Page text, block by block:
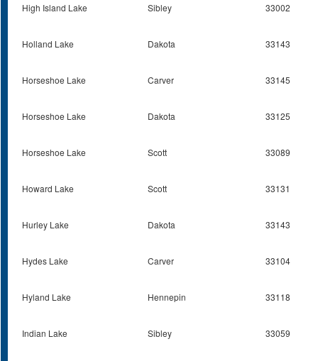
High Island Lake Sibley 33002
Holland Lake Dakota 33143
Horseshoe Lake Carver 33145
Horseshoe Lake Dakota 33125
Horseshoe Lake Scott 33089
Howard Lake Scott 33131
Hurley Lake Dakota 33143
Hydes Lake Carver 33104
Hyland Lake Hennepin 33118
Indian Lake Sibley 33059